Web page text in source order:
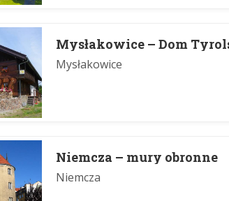
Mysłakowice – Dom
Mysłakowice
Niemcza – mury obronne
Niemcza